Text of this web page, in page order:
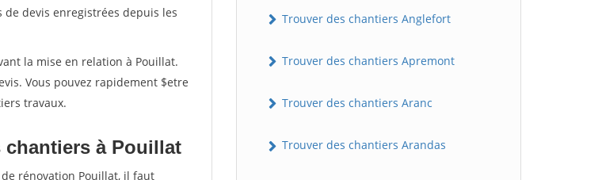
devis enregistrées depuis les
la mise en relation à Pouillat.
Vous pouvez rapidement $etre
travaux.
chantiers à Pouillat
rénovation Pouillat, il faut
Trouver des chantiers Anglefort
Trouver des chantiers Apremont
Trouver des chantiers Aranc
Trouver des chantiers Arandas